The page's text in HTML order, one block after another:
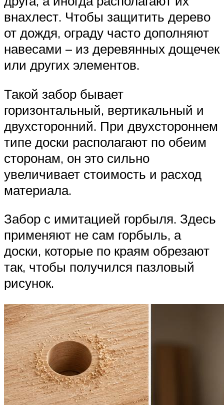
внахлест. Чтобы защитить дерево
от дождя, ограду часто дополняют
навесами – из деревянных дощечек
или других элементов.
Такой забор бывает
горизонтальный, вертикальный и
двухсторонний. При двухстороннем
типе доски располагают по обеим
сторонам, он это сильно
увеличивает стоимость и расход
материала.
Забор с имитацией горбыля. Здесь
применяют не сам горбыль, а
доски, которые по краям обрезают
так, чтобы получился пазловый
рисунок.